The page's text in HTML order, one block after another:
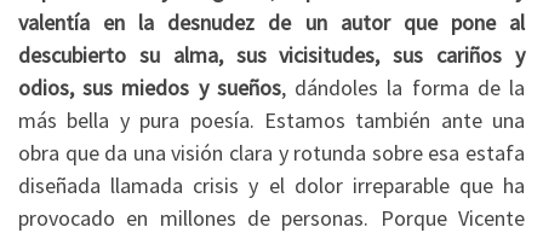
valentía en la desnudez de un autor que pone al
descubierto su alma, sus vicisitudes, sus cariños y
odios, sus miedos y sueños, dándoles la forma de la
más bella y pura poesía. Estamos también ante una
obra que da una visión clara y rotunda sobre esa estafa
diseñada llamada crisis y el dolor irreparable que ha
provocado en millones de personas. Porque Vicente